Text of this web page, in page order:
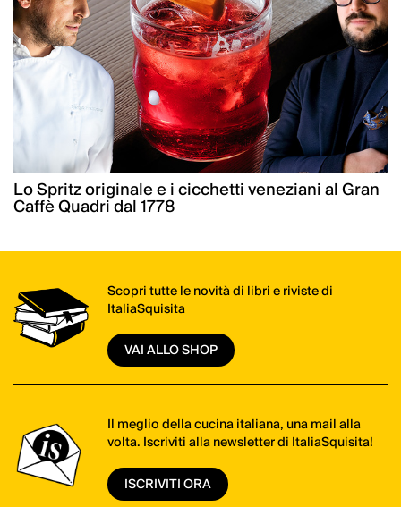
Lo Spritz originale e i cicchetti veneziani al Gran
Caffè Quadri dal 1778
Scopri tutte le novità di libri e riviste di
ItaliaSquisita
VAI ALLO SHOP
Il meglio della cucina italiana, una mail alla
volta. Iscriviti alla newsletter di ItaliaSquisita!
ISCRIVITI ORA